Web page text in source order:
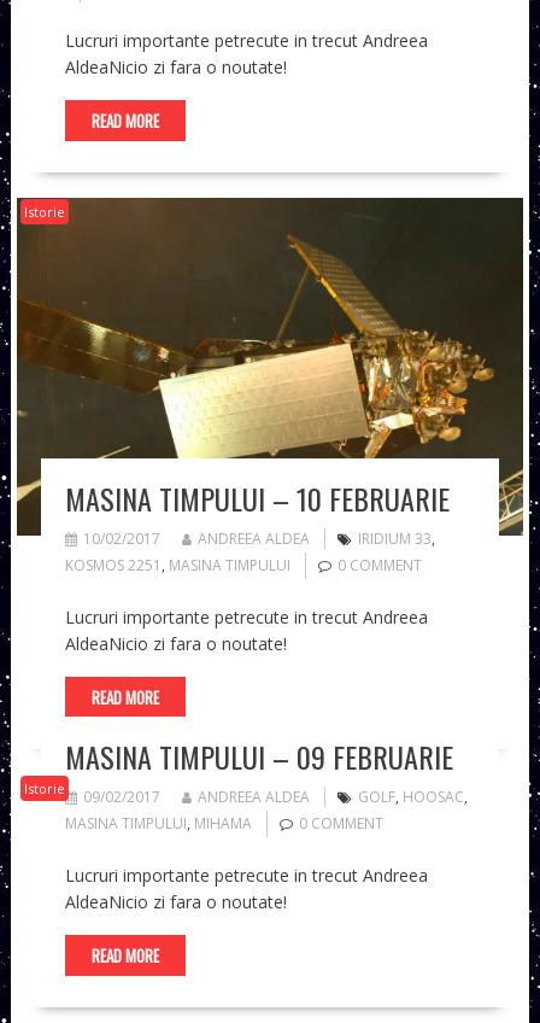
Lucruri importante petrecute in trecut Andreea
AldeaNicio zi fara o noutate!
READ MORE
Istorie
MASINA TIMPULUI – 10 FEBRUARIE
10/02/2017 ANDREEA ALDEA IRIDIUM 33,
KOSMOS 2251 , MASINA TIMPULUI 0 COMMENT
Lucruri importante petrecute in trecut Andreea
AldeaNicio zi fara o noutate!
READ MORE
Istorie
MASINA TIMPULUI – 09 FEBRUARIE
09/02/2017 ANDREEA ALDEA GOLF, HOOSAC,
MASINA TIMPULUI, MIHAMA 0 COMMENT
Lucruri importante petrecute in trecut Andreea
AldeaNicio zi fara o noutate!
READ MORE